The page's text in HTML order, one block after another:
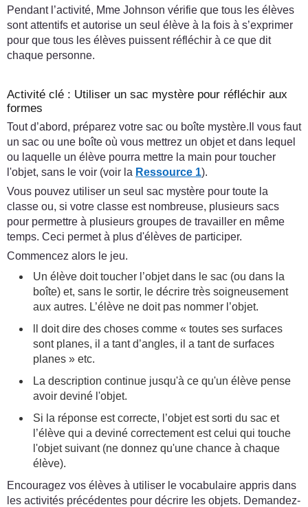
Pendant l’activité, Mme Johnson vérifie que tous les élèves
sont attentifs et autorise un seul élève à la fois à s’exprimer
pour que tous les élèves puissent réfléchir à ce que dit
chaque personne.
Activité clé : Utiliser un sac mystère pour réfléchir aux
formes
Tout d’abord, préparez votre sac ou boîte mystère.Il vous faut
un sac ou une boîte où vous mettrez un objet et dans lequel
ou laquelle un élève pourra mettre la main pour toucher
l'objet, sans le voir (voir la Ressource 1).
Vous pouvez utiliser un seul sac mystère pour toute la
classe ou, si votre classe est nombreuse, plusieurs sacs
pour permettre à plusieurs groupes de travailler en même
temps. Ceci permet à plus d'élèves de participer.
Commencez alors le jeu.
Un élève doit toucher l’objet dans le sac (ou dans la
boîte) et, sans le sortir, le décrire très soigneusement
aux autres. L’élève ne doit pas nommer l’objet.
ll doit dire des choses comme « toutes ses surfaces
sont planes, il a tant d’angles, il a tant de surfaces
planes » etc.
La description continue jusqu'à ce qu'un élève pense
avoir deviné l'objet.
Si la réponse est correcte, l’objet est sorti du sac et
l’élève qui a deviné correctement est celui qui touche
l'objet suivant (ne donnez qu'une chance à chaque
élève).
Encouragez vos élèves à utiliser le vocabulaire appris dans
les activités précédentes pour décrire les objets. Demandez-